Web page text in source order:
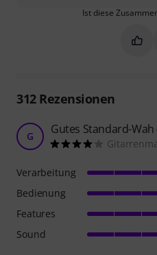
Ist diese
312Rezensionen
G Gutes Standard-
Verarbeitung
Bedienung
Features
Sound